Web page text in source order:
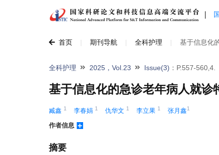
首页 期刊导航 全科护理 基于信息化
全科护理 2025，Vol.23 Issue(3) ：P.557-560,4.
基于信息化的急诊老年病人就诊
臧鑫 1 李春娟 1 仇华文 1 李立果 1 张月鑫1
作者信息
摘要